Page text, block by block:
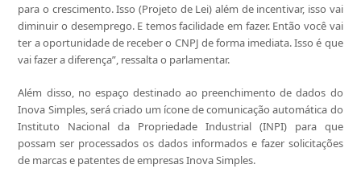
para o crescimento. Isso (Projeto de Lei) além de incentivar, isso vai
diminuir o desemprego. E temos facilidade em fazer. Então você vai
ter a oportunidade de receber o CNPJ de forma imediata. Isso é que
vai fazer a diferença”, ressalta o parlamentar.
Além disso, no espaço destinado ao preenchimento de dados do
Inova Simples, será criado um ícone de comunicação automática do
Instituto Nacional da Propriedade Industrial (INPI) para que
possam ser processados os dados informados e fazer solicitações
de marcas e patentes de empresas Inova Simples.